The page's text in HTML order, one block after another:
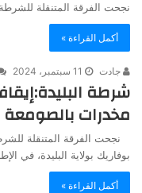
نجحت الفرقة المتنقلة
أكمل القراءة »
جادت 11 سبتمبر، 2024
شرطة
مخدرات بالصومعة
نجحت الفرقة المتنقلة
بوفاريك بولاية البليدة، في
أكمل القراءة »